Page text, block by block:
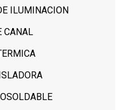
ILUMINACION
CANAL